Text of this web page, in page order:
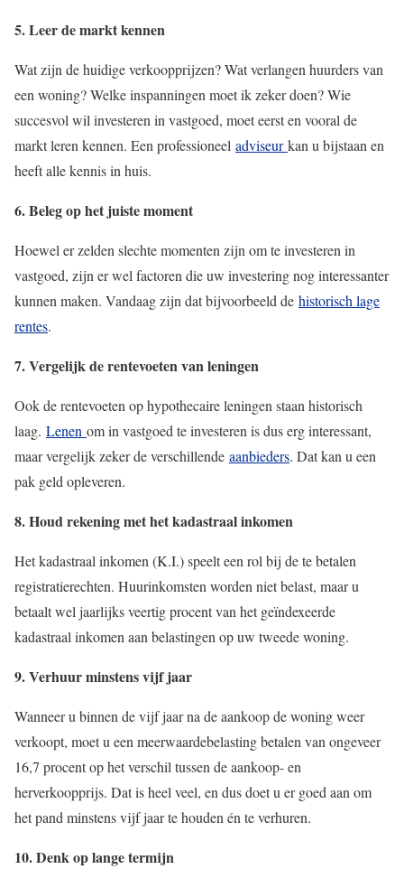
5. Leer de markt kennen
Wat zijn de huidige verkoopprijzen? Wat verlangen huurders van
een woning? Welke inspanningen moet ik zeker doen? Wie
succesvol wil investeren in vastgoed, moet eerst en vooral de
markt leren kennen. Een professioneel adviseurkan u bijstaan en
heeft alle kennis in huis.
6. Beleg op het juiste moment
Hoewel er zelden slechte momenten zijn om te investeren in
vastgoed, zijn er wel factoren die uw investering nog interessanter
kunnen maken. Vandaag zijn dat bijvoorbeeld de historisch lage
rentes.
7. Vergelijk de rentevoeten van leningen
Ook de rentevoeten op hypothecaire leningen staan historisch
laag. Lenen om in vastgoed te investeren is dus erg interessant,
maar vergelijk zeker de verschillende aanbieders. Dat kan u een
pak geld opleveren.
8. Houd rekening met het kadastraal inkomen
Het kadastraal inkomen (K.I.) speelt een rol bij de te betalen
registratierechten. Huurinkomsten worden niet belast, maar u
betaalt wel jaarlijks veertig procent van het geïndexeerde
kadastraal inkomen aan belastingen op uw tweede woning.
9. Verhuur minstens vijf jaar
Wanneer u binnen de vijf jaar na de aankoop de woning weer
verkoopt, moet u een meerwaardebelasting betalen van ongeveer
16,7 procent op het verschil tussen de aankoop- en
herverkoopprijs. Dat is heel veel, en dus doet u er goed aan om
het pand minstens vijf jaar te houden én te verhuren.
10. Denk op lange termijn